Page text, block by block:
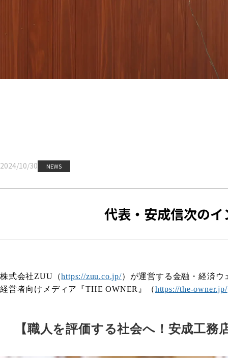
2024/10/30 NEWS
代表・安成信次の
株式会社ZUU（https://zuu.co.jp/）が運営する金融・経済
経営者向けメディア『THE OWNER』（https://the-owner.jp/
【職人を評価する社会へ！安成工